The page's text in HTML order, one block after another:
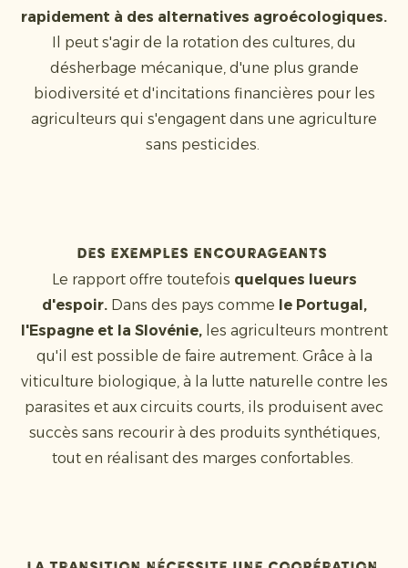
rapidement à des alternatives agroécologiques.
Il peut s'agir de la rotation des cultures, du
désherbage mécanique, d'une plus grande
biodiversité et d'incitations financières pour les
agriculteurs qui s'engagent dans une agriculture
sans pesticides.
Des exemples encourageants
Le rapport offre toutefois quelques lueurs
d'espoir.Dans des pays comme le Portugal,
l'Espagne et la Slovénie,les agriculteurs montrent
qu'il est possible de faire autrement. Grâce à la
viticulture biologique, à la lutte naturelle contre les
parasites et aux circuits courts, ils produisent avec
succès sans recourir à des produits synthétiques,
tout en réalisant des marges confortables.